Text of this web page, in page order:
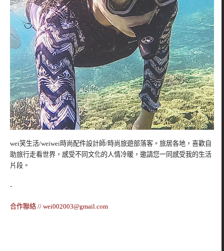
wei笑生活/weiwei時尚配件設計師/時尚旅遊部落客。旅居各地，喜歡自
助旅行走看世界，感受不同文化的人情冷暖，邀請您一同感受我的生活
片段。
-
合作聯絡 // wei002003@gmail.com